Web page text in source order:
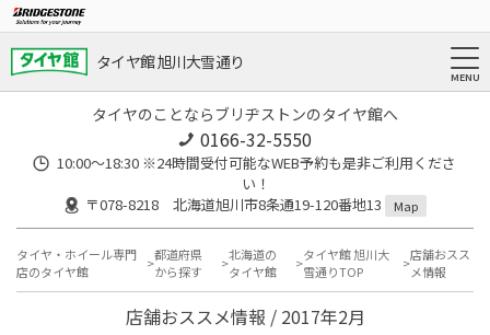
タイヤ館 旭川大雪通り
タイヤのことならブリヂストンのタイヤ館へ
0166-32-5550
10:00～18:30 ※24時間受付可能なWEB予約も是非ご利用くださ
い！
〒078-8218 北海道旭川市8条通19-120番地13
Map
タイヤ・ホイール専門
店のタイヤ館
都道府県
から探す
北海道の
タイヤ館
タイヤ館 旭川大
雪通りTOP
店舗おスス
メ情報
店舗おススメ情報 / 2017年2月